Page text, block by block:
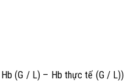
(G / L) – Hb thực tế (G / L))